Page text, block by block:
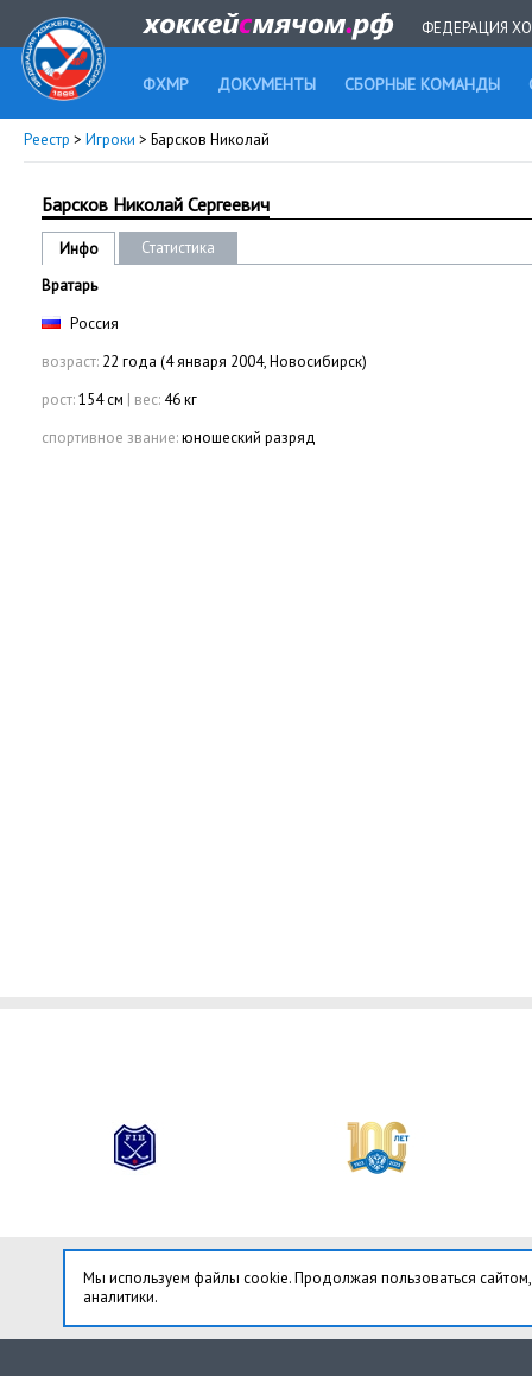
ФЕДЕРАЦИЯ
ФХМР ДОКУМЕНТЫ СБОРНЫЕ КОМАНДЫ
Реестр > Игроки > Барсков Николай
Барсков Николай Сергеевич
Инфо
Статистика
Вратарь
Россия
возраст: 22 года (4 января 2004, Новосибирск)
рост:154 см | вес: 46 кг
спортивное звание:юношеский разряд
Мы используем файлы cookie. Продолжая пользоваться
аналитики.